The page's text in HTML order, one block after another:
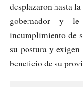
desplazaron hasta
gobernador y le
incumplimiento de
su postura y
beneficio de su